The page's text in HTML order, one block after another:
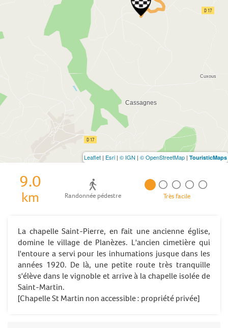
9.0
km Randonnée pédestre Très facile
La chapelle Saint-Pierre, en fait une ancienne église,
domine le village de Planèzes. L'ancien cimetière qui
l'entoure a servi pour les inhumations jusque dans les
années 1920. De là, une petite route très tranquille
s'élève dans le vignoble et arrive à la chapelle isolée de
Saint-Martin.
[Chapelle St Martin non accessible : propriété privée]
Leaflet | Esri | © IGN | © OpenStreetMap | TouristicMaps